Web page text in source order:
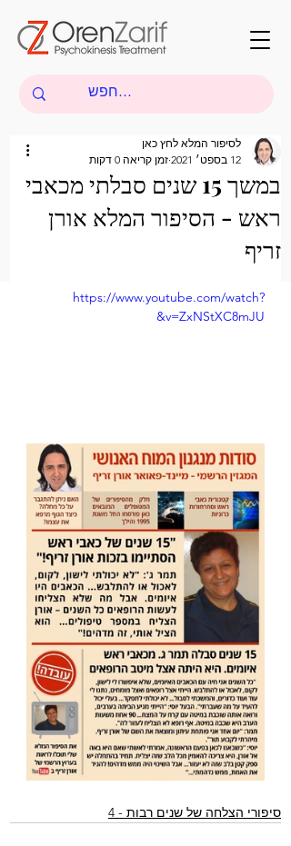
במשך 15 שנים סבלתי מכאבי
ראש - הסיפור המלא אורן
זריף
לסיפור המלא לחץ כאן
12 בספט׳ 2021
זמן קריאה 0 דקות
https://www.youtube.com/watch?
v=ZxNStXC8mJU&
סיפורי הצלחה של שנים רבות - 4